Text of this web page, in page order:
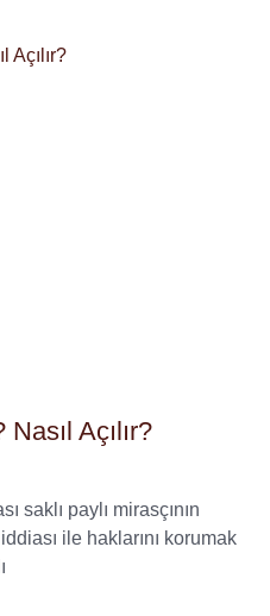
Açılır?
paylı mirasçının
ile haklarını korumak